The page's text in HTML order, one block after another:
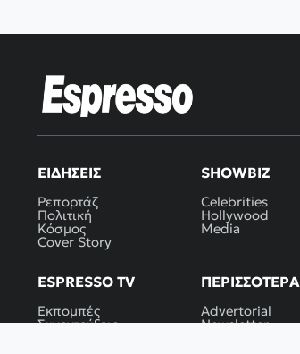
ΕΙΔΉΣΕΙΣ
Ρεπορτάζ
Πολιτική
Κόσμος
Cover Story
SHOWBIZ
Celebrities
Hollywood
Media
ESPRESSO TV
Εκπομπές
Συνεντεύξεις
ΠΕΡΙΣΣΌΤΕΡΑ
Advertorial
Newsletter